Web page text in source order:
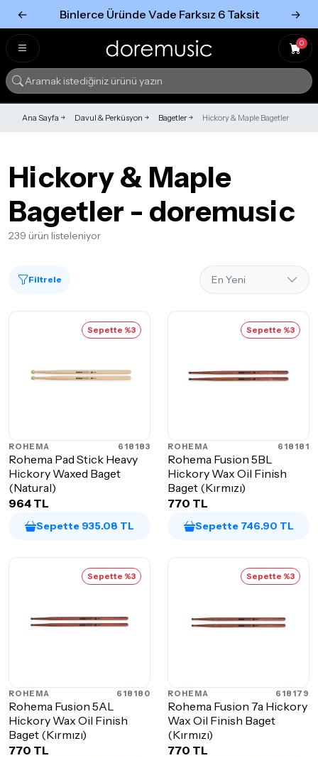
← Binlerce Üründe Vade Farksız 6 Taksit →
0
Ana Sayfa Davul & Perküsyon Bagetler Hickory & Maple Bagetler
Hickory & Maple
Bagetler - doremusic
239 ürün listeleniyor
Filtrele
Sepette %3
ROHEMA 618183
Rohema Pad Stick Heavy
Hickory Waxed Baget
(Natural)
964 TL
Sepette 935.08 TL
Sepette %3
ROHEMA 618181
Rohema Fusion 5BL
Hickory Wax Oil Finish
Baget (Kırmızı)
770 TL
Sepette 746.90 TL
Sepette %3
ROHEMA 618180
Rohema Fusion 5AL
Hickory Wax Oil Finish
Baget (Kırmızı)
770 TL
Sepette %3
ROHEMA 618179
Rohema Fusion 7a Hickory
Wax Oil Finish Baget
(Kırmızı)
770 TL
Tümünü Gör
Tümünü gör